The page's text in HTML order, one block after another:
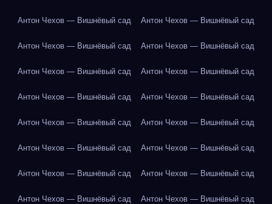
Антон Чехов — Вишнёвый сад Антон Чехов — Вишнёвый сад
Антон Чехов — Вишнёвый сад Антон Чехов — Вишнёвый сад
Антон Чехов — Вишнёвый сад Антон Чехов — Вишнёвый сад
Антон Чехов — Вишнёвый сад Антон Чехов — Вишнёвый сад
Антон Чехов — Вишнёвый сад Антон Чехов — Вишнёвый сад
Антон Чехов — Вишнёвый сад Антон Чехов — Вишнёвый сад
Антон Чехов — Вишнёвый сад Антон Чехов — Вишнёвый сад
Антон Чехов — Вишнёвый сад Антон Чехов — Вишнёвый сад